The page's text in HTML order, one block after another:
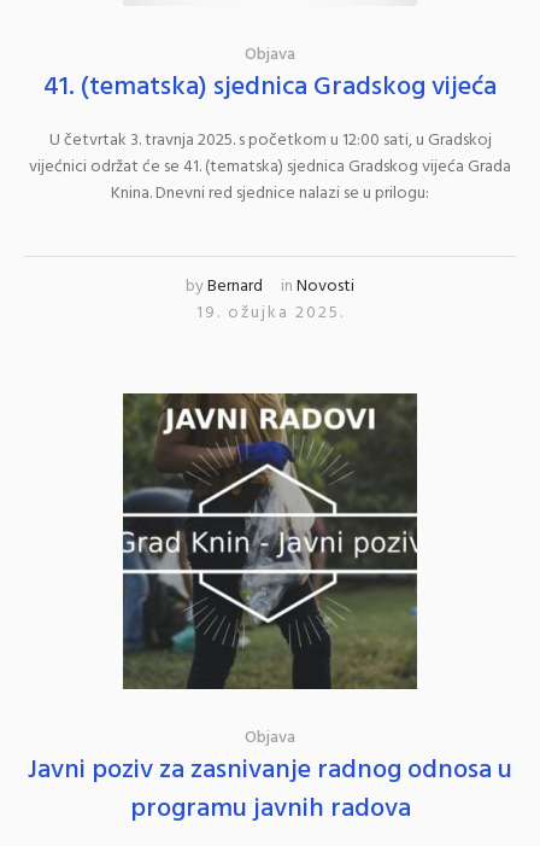
Objava
41. (tematska) sjednica Gradskog vijeća
U četvrtak 3. travnja 2025. s početkom u 12:00 sati, u Gradskoj
vijećnici održat će se 41. (tematska) sjednica Gradskog vijeća Grada
Knina. Dnevni red sjednice nalazi se u prilogu:
byBernard inNovosti
19. ožujka 2025.
Objava
Javni poziv za zasnivanje radnog odnosa u
programu javnih radova